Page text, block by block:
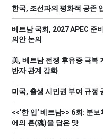
한국, 조선과의 평화적 공존
베트남 국회, 2027 APEC 준
의안 논의
美, 베트남 전쟁 후유증 극복
반자 관계 강화
미국, 출생 시민권 부여 규정
<<'한 입' 베트남>> 6회: 분
에의 혼(魂)을 담은 맛